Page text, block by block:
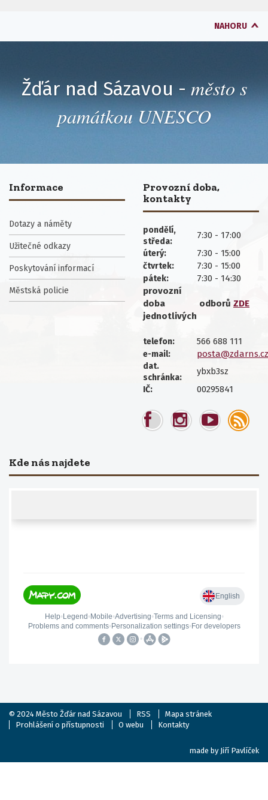
NAHORU
Žďár nad Sázavou - město s
památkou UNESCO
Informace
Dotazy a náměty
Užitečné odkazy
Poskytování informací
Městská policie
Provozní doba,
kontakty
pondělí,
středa:
7:30 - 17:00
úterý: 7:30 - 15:00
čtvrtek: 7:30 - 15:00
pátek:
7:30 - 14:30
provozní
doba
jednotlivých
odborů ZDE
telefon: 566 688 111
e-mail: posta@zdarns.cz
dat.
schránka:
ybxb3sz
IČ: 00295841
Kde nás najdete
© 2024 Město Žďár nad Sázavou RSS
Mapa stránek
Prohlášení o přístupnosti
O webu Kontakty
made by Jiří Pavlíček